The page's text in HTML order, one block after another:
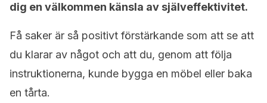
dig en välkommen känsla av själveffektivitet.
Få saker är så positivt förstärkande som att se att
du klarar av något och att du, genom att följa
instruktionerna, kunde bygga en möbel eller baka
en tårta.